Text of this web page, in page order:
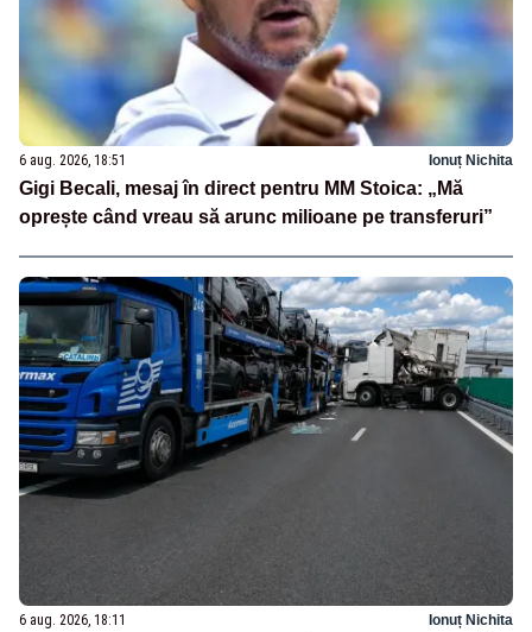
6 aug. 2026, 18:51 Ionuț Nichita
Gigi Becali, mesaj în direct pentru MM Stoica: „Mă
oprește când vreau să arunc milioane pe transferuri”
6 aug. 2026, 18:11 Ionuț Nichita